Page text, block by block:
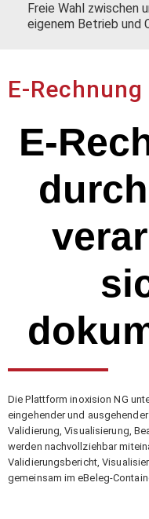
Freie Wahl
eigenem Betrieb und
E-
E-
Die Plattform inoxision NG
eingehender und
Validierung, Visualisierung,
werden nachvollziehbar
Validierungsbericht,
gemeinsam im eBeleg-